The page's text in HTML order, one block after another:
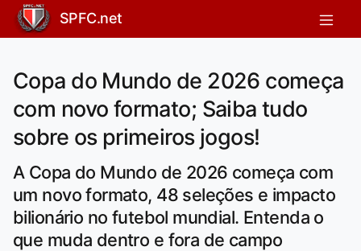
SPFC.net
Copa do Mundo de 2026 começa
com novo formato; Saiba tudo
sobre os primeiros jogos!
A Copa do Mundo de 2026 começa com
um novo formato, 48 seleções e impacto
bilionário no futebol mundial. Entenda o
que muda dentro e fora de campo